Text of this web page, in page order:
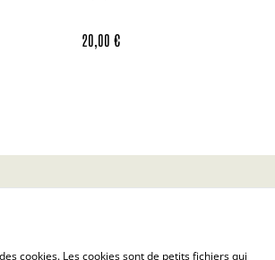
20,00 €
cookies. Les cookies sont de petits fichiers qui